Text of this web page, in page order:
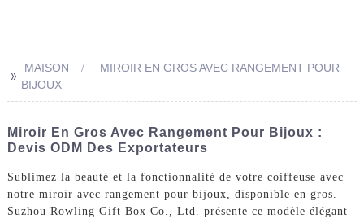
>> MAISON
MIROIR EN GROS AVEC RANGEMENT POUR
BIJOUX
Miroir En Gros Avec Rangement Pour Bijoux :
Devis ODM Des Exportateurs
Sublimez la beauté et la fonctionnalité de votre coiffeuse avec
notre miroir avec rangement pour bijoux, disponible en gros.
Suzhou Rowling Gift Box Co., Ltd. présente ce modèle élégant